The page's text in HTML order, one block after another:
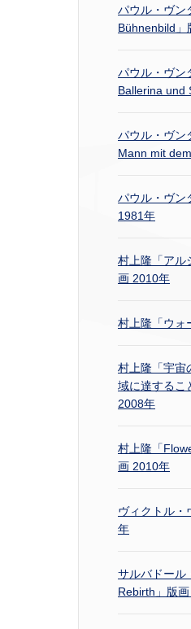
パウル・ヴン
Bühnenbild」
パウル・ヴン
Ballerina und
パウル・ヴン
Mann mit
パウル・ヴン
1981年
村上隆「アル
画 2010年
村上隆「ウォ
村上隆「宇宙
域に達するこ
2008年
村上隆「
画 2010年
ヴィクトル・
年
サルバドール
Rebirth」版